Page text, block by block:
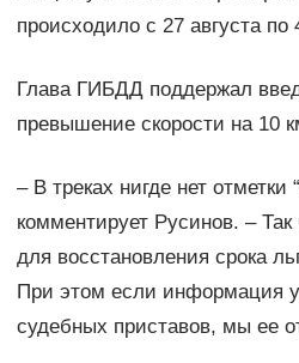
происходило с 27 августа по
Глава ГИБДД поддержал
превышение скорости на 10
– В треках нигде нет отметки
комментирует Русинов. – Так
для восстановления срока
При этом если информация
судебных приставов, мы ее